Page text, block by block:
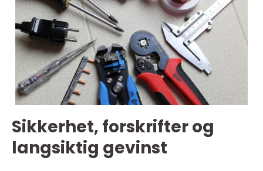
Sikkerhet, forskrifter og
langsiktig gevinst